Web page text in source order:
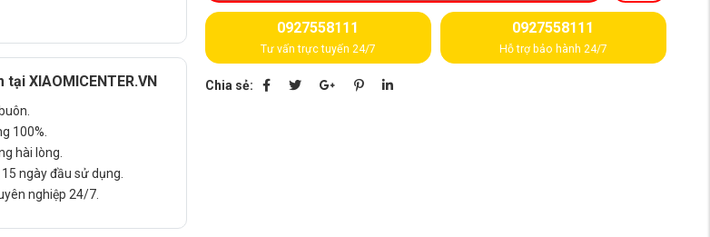
XIAOMICENTER.VN
100%.
hài lòng.
ngày đầu sử dụng.
nghiệp 24/7.
0927558111
Tư vấn trực tuyến 24/7
0927558111
Hỗ trợ bảo hành 24/7
Chia sẻ: